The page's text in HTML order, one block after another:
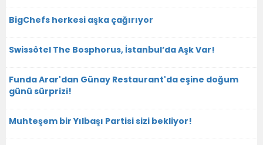
BigChefs herkesi aşka çağırıyor
Swissôtel The Bosphorus, İstanbul’da Aşk Var!
Funda Arar'dan Günay Restaurant'da eşine doğum
günü sürprizi!
Muhteşem bir Yılbaşı Partisi sizi bekliyor!